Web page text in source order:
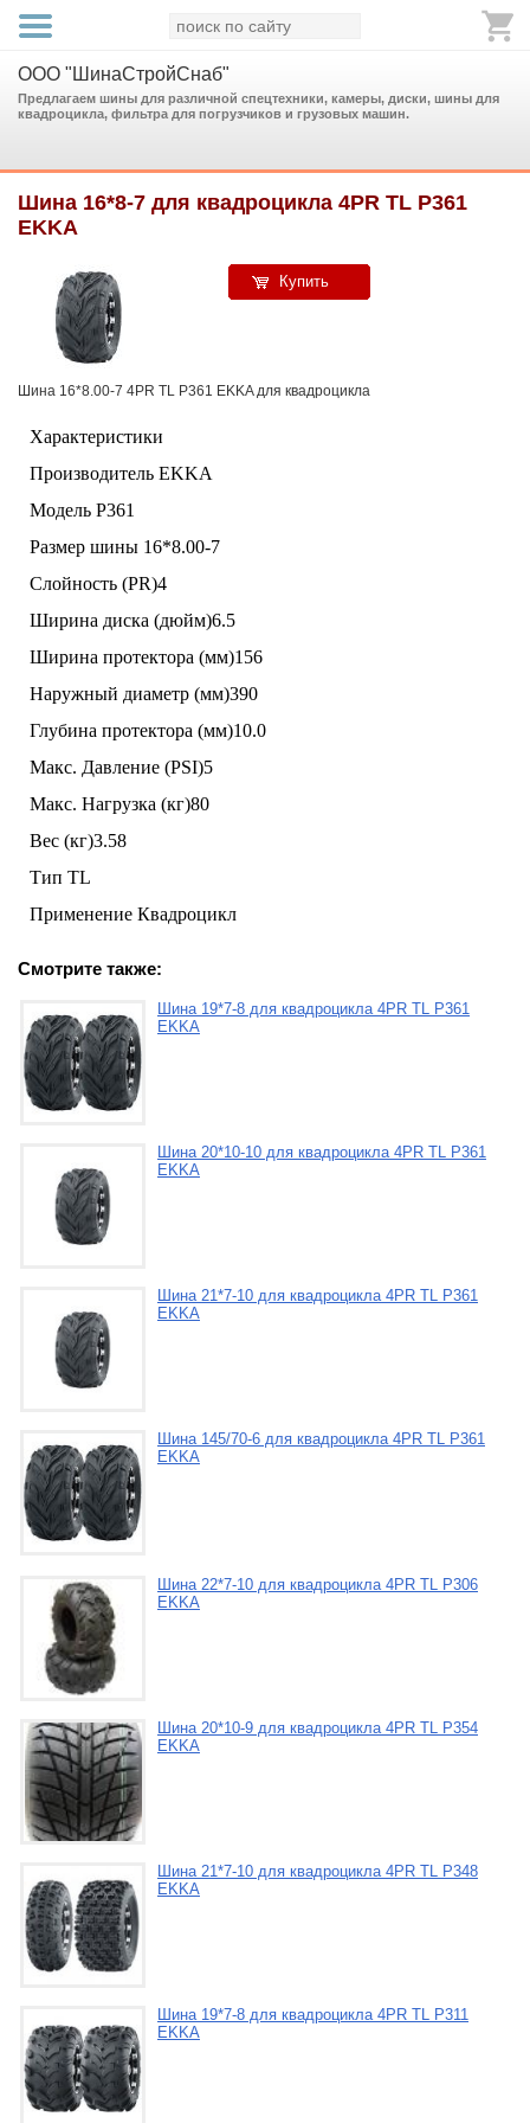
ООО "ШинаСтройСнаб"
Предлагаем шины для различной спецтехники, камеры, диски, шины для
квадроцикла, фильтра для погрузчиков и грузовых машин.
Шина 16*8-7 для квадроцикла 4PR TL P361
EKKA
Купить
Шина 16*8.00-7 4PR TL P361 EKKA для квадроцикла
Характеристики
Производитель EKKA
Модель P361
Размер шины 16*8.00-7
Слойность (PR)4
Ширина диска (дюйм)6.5
Ширина протектора (мм)156
Наружный диаметр (мм)390
Глубина протектора (мм)10.0
Макс. Давление (PSI)5
Макс. Нагрузка (кг)80
Вес (кг)3.58
Тип TL
Применение Квадроцикл
Смотрите также:
Шина 19*7-8 для квадроцикла 4PR TL P361
EKKA
Шина 20*10-10 для квадроцикла 4PR TL P361
EKKA
Шина 21*7-10 для квадроцикла 4PR TL P361
EKKA
Шина 145/70-6 для квадроцикла 4PR TL P361
EKKA
Шина 22*7-10 для квадроцикла 4PR TL P306
EKKA
Шина 20*10-9 для квадроцикла 4PR TL P354
EKKA
Шина 21*7-10 для квадроцикла 4PR TL P348
EKKA
Шина 19*7-8 для квадроцикла 4PR TL P311
EKKA